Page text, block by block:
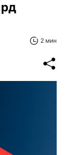
2 мин